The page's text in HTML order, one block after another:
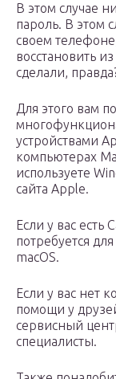
В этом случае
пароль. В этом
своем
восстановить
сделали,
Для этого вам
устройствами
компьютерах
используете
сайта Apple.
Если у вас есть
потребуется
macOS.
Если у вас нет
помощи у
сервисный
специалисты.